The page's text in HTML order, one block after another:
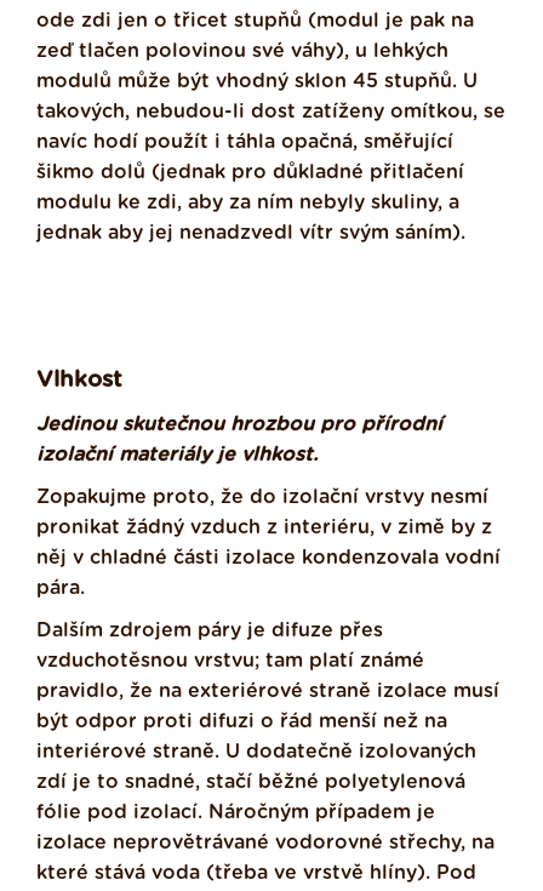
ode zdi jen o třicet stupňů (modul je pak na
zeď tlačen polovinou své váhy), u lehkých
modulů může být vhodný sklon 45 stupňů. U
takových, nebudou-li dost zatíženy omítkou, se
navíc hodí použít i táhla opačná, směřující
šikmo dolů (jednak pro důkladné přitlačení
modulu ke zdi, aby za ním nebyly skuliny, a
jednak aby jej nenadzvedl vítr svým sáním).
Vlhkost
Jedinou skutečnou hrozbou pro přírodní
izolační materiály je vlhkost.
Zopakujme proto, že do izolační vrstvy nesmí
pronikat žádný vzduch z interiéru, v zimě by z
něj v chladné části izolace kondenzovala vodní
pára.
Dalším zdrojem páry je difuze přes
vzduchotěsnou vrstvu; tam platí známé
pravidlo, že na exteriérové straně izolace musí
být odpor proti difuzi o řád menší než na
interiérové straně. U dodatečně izolovaných
zdí je to snadné, stačí běžné polyetylenová
fólie pod izolací. Náročným případem je
izolace neprovětrávané vodorovné střechy, na
které stává voda (třeba ve vrstvě hlíny). Pod